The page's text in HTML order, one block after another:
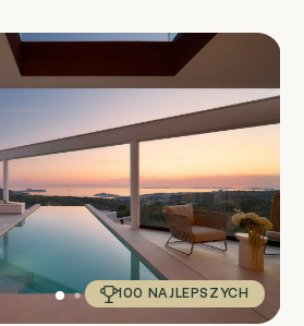
100 NAJLEPSZYCH